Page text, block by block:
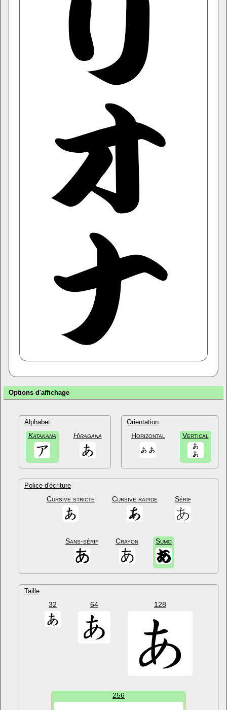
Options d'affichage
Alphabet
Katakana Hiragana
Orientation
Horizontal Vertical
Police d'écriture
Cursive stricte Cursive rapide Sérif
Sans-sérif Crayon Sumo
Taille
32 64 128
256